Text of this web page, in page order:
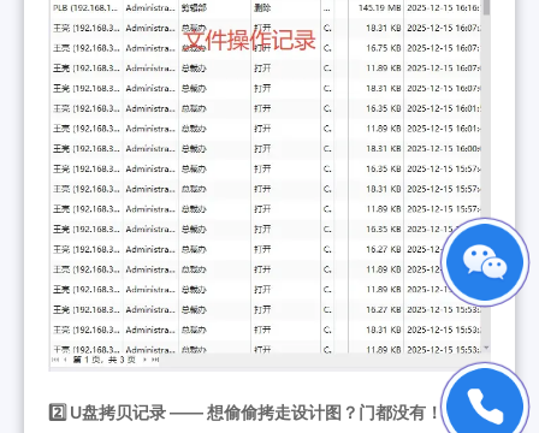
2️⃣ U盘拷贝记录 —— 想偷偷拷走设计图？门都没有！